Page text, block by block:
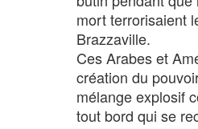
mort terrorisaient
Brazzaville.
Ces Arabes et
création du
mélange explosif
tout bord qui se